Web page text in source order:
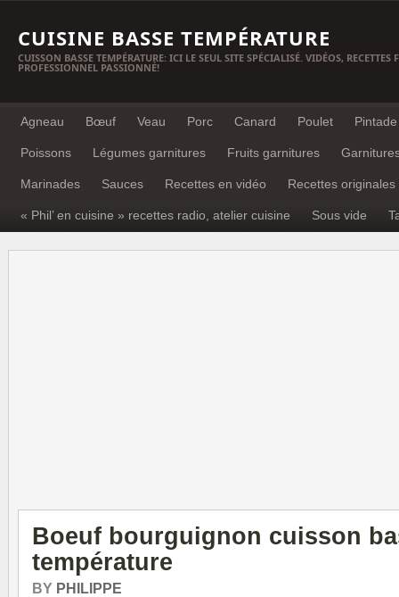
CUISINE BASSE TEMPÉRATURE
CUISSON BASSE TEMPÉRATURE: ICI LE SEUL SITE SPÉCIALISÉ. VIDÉOS, RECETTES
PROFESSIONNEL PASSIONNÉ!
Agneau Bœuf Veau Porc Canard Poulet Pintade
Poissons Légumes garnitures Fruits garnitures
Marinades Sauces Recettes en vidéo Recettes originales
« Phil’ en cuisine » recettes radio, atelier cuisine Sous vide
Boeuf bourguignon cuisson
température
BY PHILIPPE